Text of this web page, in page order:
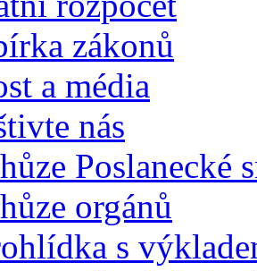
zákonů
a média
nás
Poslanecké
orgánů
s